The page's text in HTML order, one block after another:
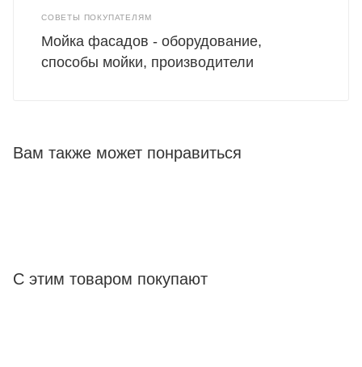
СОВЕТЫ ПОКУПАТЕЛЯМ
Мойка фасадов - оборудование,
способы мойки, производители
Вам также может понравиться
С этим товаром покупают